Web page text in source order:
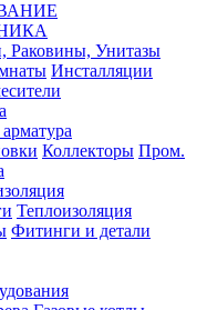
Раковины, Унитазы
Инсталляции
Коллекторы Пром.
Теплоизоляция
Фитинги и детали